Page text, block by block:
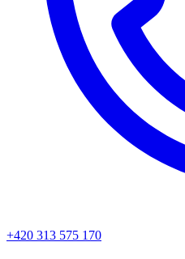
+420 313 575 170